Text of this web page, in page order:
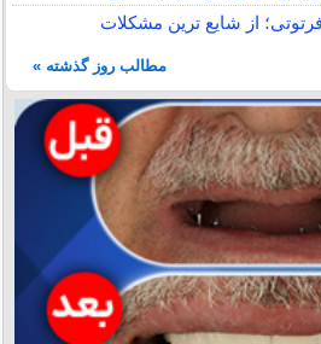
از شایع ترین مشکلات
مطالب روز گذشته »